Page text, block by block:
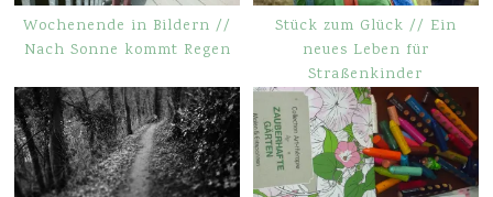
Wochenende in Bildern //
Nach Sonne kommt Regen
Stück zum Glück // Ein
neues Leben für
Straßenkinder